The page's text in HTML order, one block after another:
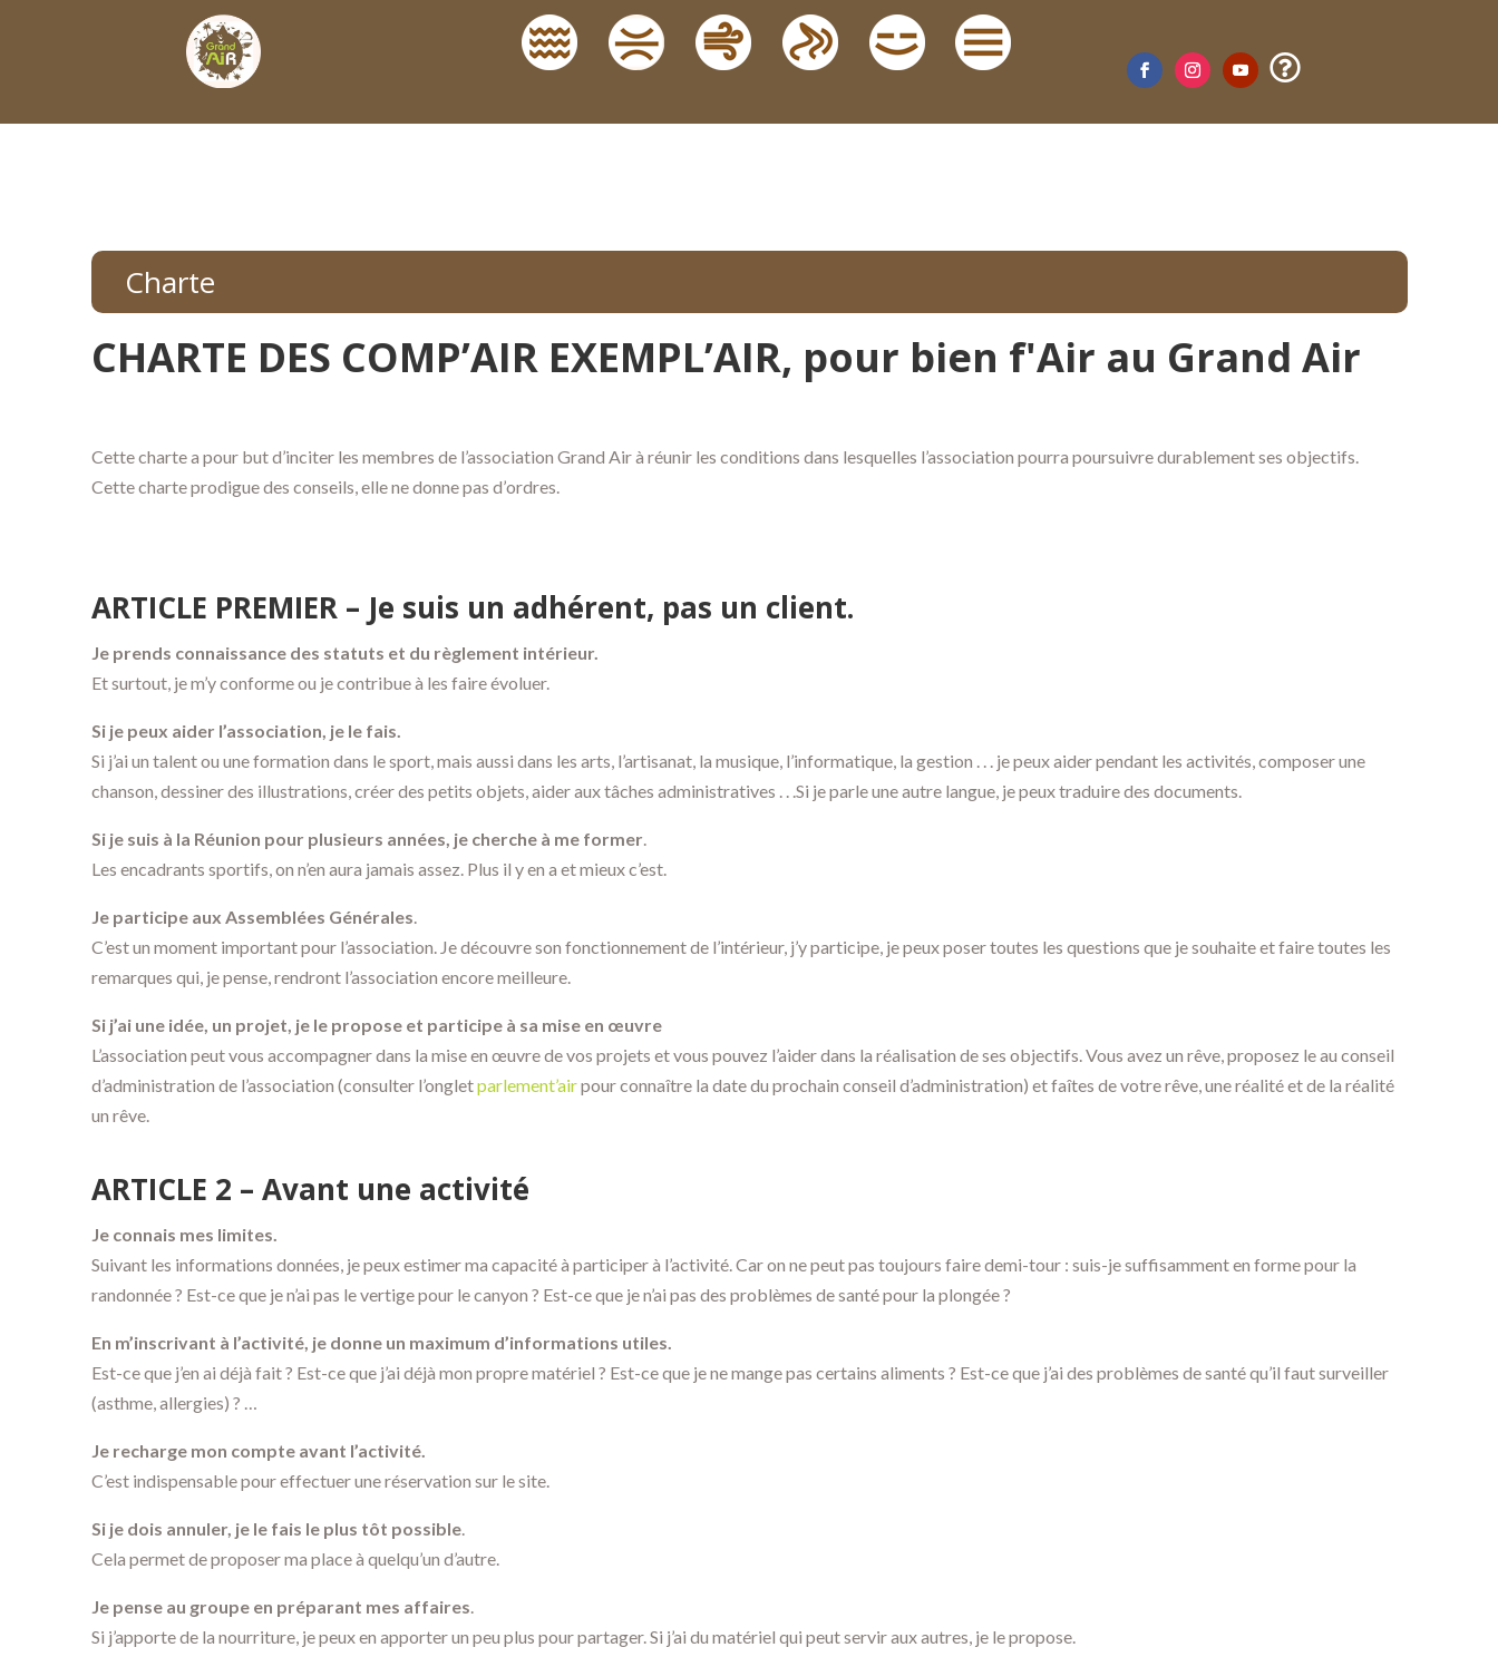

Charte
CHARTE DES COMP’AIR EXEMPL’AIR, pour bien f'Air au Grand Air
Cette charte a pour but d’inciter les membres de l’association Grand Air à réunir les conditions dans lesquelles l’association pourra poursuivre durablement ses objectifs.
Cette charteprodiguedes conseils, elle ne donne pas d’ordres.
ARTICLE PREMIER – Je suis un adhérent, pas un client.
Je prends connaissance des statuts et du règlement intérieur.
Et surtout, je m’y conforme ou je contribue à les faire évoluer.
Si je peux aider l’association, je le fais.
Si j’ai un talent ou une formation dans le sport, mais aussi dans les arts, l’artisanat, la musique, l’informatique, la gestion . . . je peux aider pendant les activités, composer une
chanson, dessiner des illustrations, créer des petits objets, aider aux tâches administratives . . .Si je parle une autre langue, je peux traduire des documents.
Si je suis à la Réunion pour plusieurs années, je cherche à me former.
Les encadrants sportifs, on n’en aura jamais assez. Plus il y en a et mieux c’est.
Je participe aux Assemblées Générales.
C’est un moment important pour l’association. Je découvre son fonctionnement de l’intérieur, j’y participe, je peux poser toutes les questions que je souhaite et faire toutes les
remarques qui, je pense, rendront l’association encore meilleure.
Si j’ai une idée, un projet, je le propose et participe à sa mise en œuvre
L’association peut vous accompagner dans la mise en œuvre de vos projets et vous pouvez l’aider dans la réalisation de ses objectifs. Vous avez un rêve, proposez le au conseil
d’administration de l’association (consulter l’ongletparlement’airpour connaître la date du prochain conseil d’administration) et faîtes de votre rêve, une réalité et de la réalité
un rêve.
ARTICLE 2 – Avant une activité
Je connais mes limites.
Suivant les informations données, je peux estimer ma capacité à participer à l’activité. Car on ne peut pas toujours faire demi-tour : suis-je suffisamment en forme pour la
randonnée ? Est-ce que je n’ai pas le vertige pour le canyon ? Est-ce que je n’ai pas des problèmes de santé pour la plongée ?
En m’inscrivant à l’activité, je donne un maximum d’informations utiles.
Est-ce que j’en ai déjà fait ? Est-ce que j’ai déjà mon propre matériel ? Est-ce que je ne mange pas certains aliments ? Est-ce que j’ai des problèmes de santé qu’il faut surveiller
(asthme, allergies) ? …
Je recharge mon compte avant l’activité.
C’est indispensable pour effectuer une réservation sur le site.
Si je dois annuler, je le fais le plus tôt possible.
Cela permet de proposer ma place à quelqu’un d’autre.
Je pense au groupe en préparant mes affaires.
Si j’apporte de la nourriture, je peux en apporter un peu plus pour partager. Si j’ai du matériel qui peut servir aux autres, je le propose.